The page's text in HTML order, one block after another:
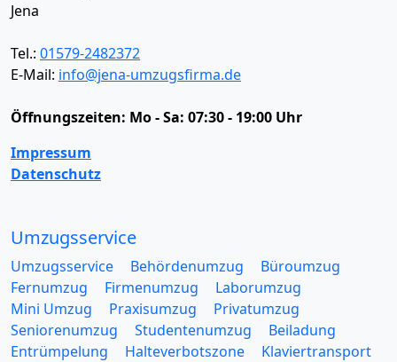
Jena
Tel.: 01579-2482372
E-Mail: info@jena-umzugsfirma.de
Öffnungszeiten: Mo - Sa: 07:30 - 19:00 Uhr
Impressum
Datenschutz
Umzugsservice
Umzugsservice Behördenumzug
Büroumzug
Fernumzug
Firmenumzug
Laborumzug
Mini Umzug
Praxisumzug
Privatumzug
Seniorenumzug
Studentenumzug
Beiladung
Entrümpelung
Halteverbotszone
Klaviertransport